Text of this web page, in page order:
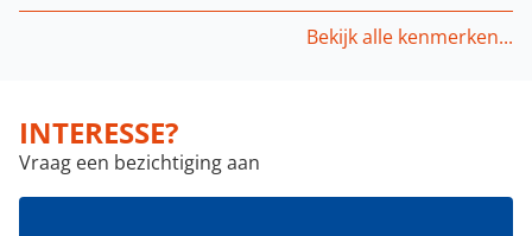
Bekijk alle kenmerken...
INTERESSE?
Vraag een bezichtiging aan